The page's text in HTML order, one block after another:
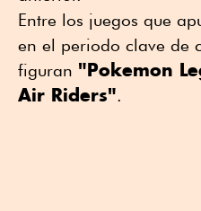
Entre los juegos que
en el periodo clave de
figuran "Pokemon
Air Riders".